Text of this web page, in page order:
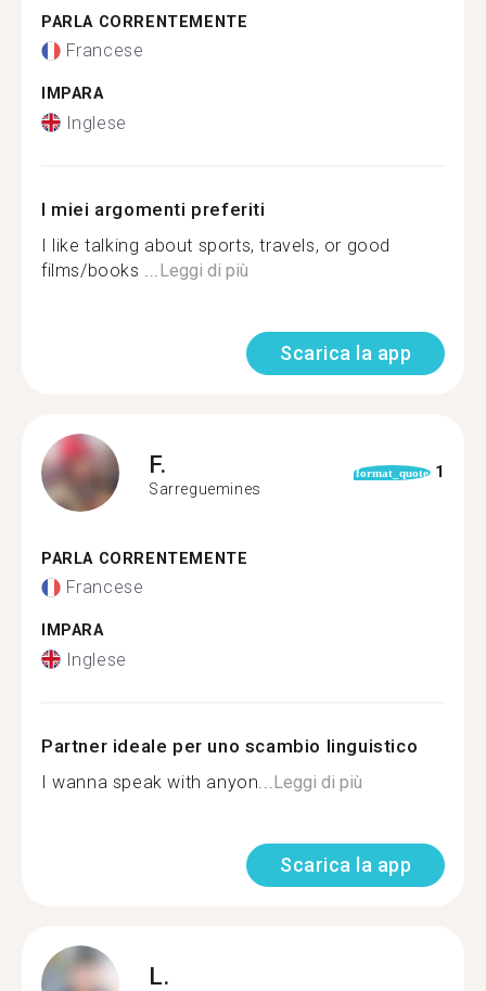
PARLA CORRENTEMENTE
Francese
IMPARA
Inglese
I miei argomenti preferiti
I like talking about sports, travels, or good
films/books ... Leggi di più
Scarica la app
F.
Sarreguemines
format_quote 1
PARLA CORRENTEMENTE
Francese
IMPARA
Inglese
Partner ideale per uno scambio linguistico
I wanna speak with anyon... Leggi di più
Scarica la app
L.